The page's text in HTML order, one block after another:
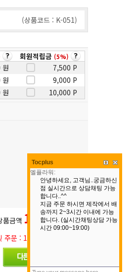
(상품코드 : K-051)
회원적립금 (5%)
7,500 P
9,000 P
10,000 P
품금액 150,000원
주문 : 1577-5688)
Tocplus